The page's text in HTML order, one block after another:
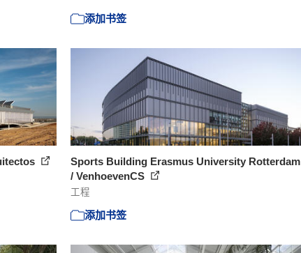
添加书签
Sports Building Erasmus University Rotterdam
/ VenhoevenCS
工程
添加书签